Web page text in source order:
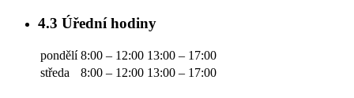
4.3 Úřední hodiny
pondělí 8:00 – 12:00 13:00 – 17:00
středa
8:00 – 12:00 13:00 – 17:00